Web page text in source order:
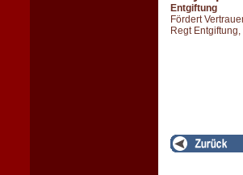
Entgiftung
Fördert
Regt